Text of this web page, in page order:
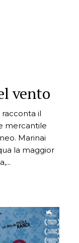
vento
il
mercantile
Marinai
la maggior